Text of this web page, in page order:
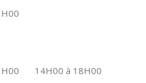
14H00 à 18H00